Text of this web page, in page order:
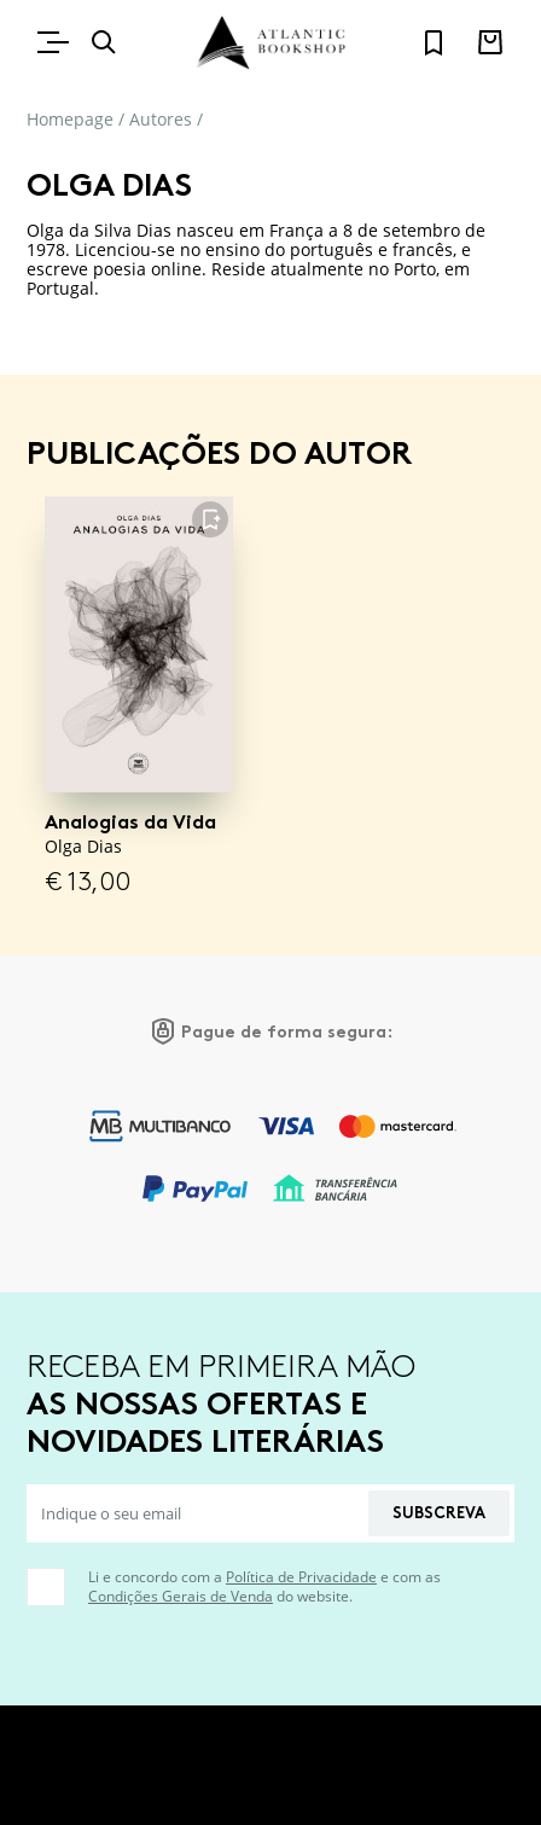
Homepage / Autores /
OLGA DIAS
Olga da Silva Dias nasceu em França a 8 de setembro de
1978. Licenciou-se no ensino do português e francês, e
escreve poesia online. Reside atualmente no Porto, em
Portugal.
PUBLICAÇÕES DO AUTOR
FAVORITO
Analogias da Vida
Olga Dias
€13,00
Pague de forma segura:
RECEBA EM PRIMEIRA MÃO
AS NOSSAS OFERTAS E
NOVIDADES LITERÁRIAS
SUBSCREVA
Li e concordo com a Política de Privacidade e com as
Condições Gerais de Venda do website.